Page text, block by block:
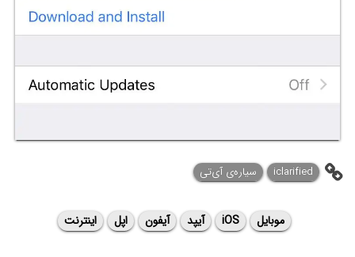
iclarified سیاره‌ی ‌آی‌تی
موبایل iOS آیپد آیفون اپل اینترنت